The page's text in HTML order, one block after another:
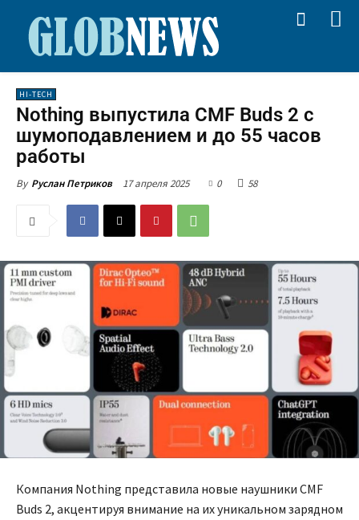
HI-TECH
Nothing выпустила CMF Buds 2 с
шумоподавлением и до 55 часов
работы
By Руслан Петриков 17 апреля 2025 0 58
Компания Nothing представила новые наушники CMF
Buds 2, акцентируя внимание на их уникальном зарядном